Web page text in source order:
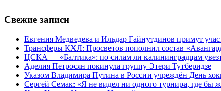
Свежие записи
Евгения Медведева и Ильдар Гайнутдинов примут
Трансферы КХЛ: Просветов пополнил состав
ЦСКА — «Балтика»: по силам ли калининградцам
Аделия Петросян покинула группу Этери Тутберидзе
Указом Владимира Путина в России учреждён День
Сергей Семак: «Я не видел ни одного турнира, где бы